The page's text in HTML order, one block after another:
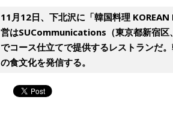
11月12日、下北沢に「韓国料理
営はSUCommunications（東京都新宿区
でコース仕立てで提供するレストランだ
の食文化を発信する。